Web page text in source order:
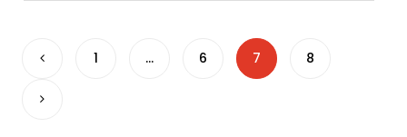
1 … 6 7 8